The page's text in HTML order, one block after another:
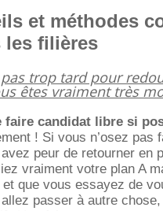
et méthodes
les filières
pas trop tard pour
êtes vraiment très
faire candidat libre si
! Si vous n’osez pas
peur de retourner en
vraiment votre plan A
que vous essayez de
passer à autre chose,